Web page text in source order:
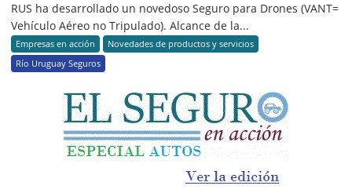
RUS ha desarrollado un novedoso Seguro para Drones (VANT=
Vehículo Aéreo no Tripulado). Alcance de la...
Empresas en acción
Novedades de productos y servicios
Río Uruguay Seguros